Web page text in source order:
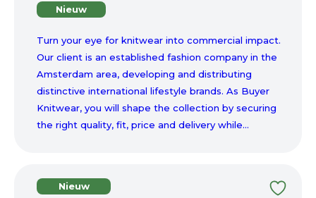
Nieuw
Turn your eye for knitwear into commercial impact.
Our client is an established fashion company in the
Amsterdam area, developing and distributing
distinctive international lifestyle brands. As Buyer
Knitwear, you will shape the collection by securing
the right quality, fit, price and delivery while...
Nieuw